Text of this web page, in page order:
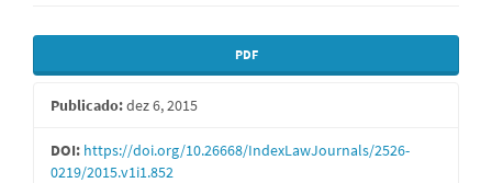
Barra
lateral
de
artigos
PDF
Publicado:dez 6, 2015
DOI: https://doi.org/10.26668/IndexLawJournals/2526-
0219/2015.v1i1.852